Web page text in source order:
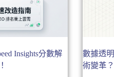
Insights分數解
數據透
術變革？